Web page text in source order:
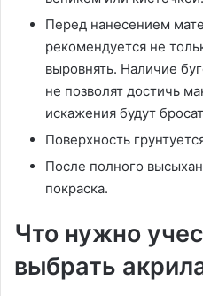
Перед нанесением
рекомендуется не
выровнять. Наличие
не позволят достичь
искажения будут
Поверхность
После полного
покраска.
Что нужно
выбрать